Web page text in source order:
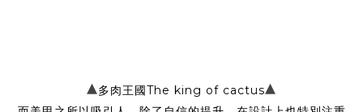
▴多肉王國The king of cactus▴